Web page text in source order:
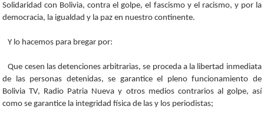
Solidaridad con Bolivia, contra el golpe, el fascismo y el racismo, y por la
democracia, la igualdad y la paz en nuestro continente.
Y lo hacemos para bregar por:
Que cesen las detenciones arbitrarias, se proceda a la libertad inmediata
de las personas detenidas, se garantice el pleno funcionamiento de
Bolivia TV, Radio Patria Nueva y otros medios contrarios al golpe, así
como se garantice la integridad física de las y los periodistas;